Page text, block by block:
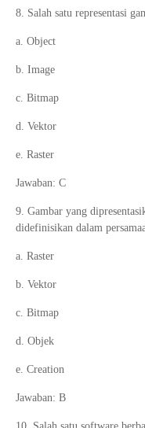
8. Salah satu representasi
a. Object
b. Image
c. Bitmap
d. Vektor
e. Raster
Jawaban: C
9. Gambar yang
didefinisikan dalam
a. Raster
b. Vektor
c. Bitmap
d. Objek
e. Creation
Jawaban: B